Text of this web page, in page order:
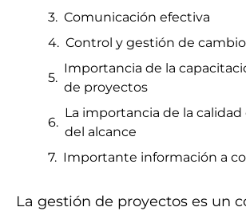
Comunicación efectiva
Control y gestión de
Importancia de la
de proyectos
La importancia de la
del alcance
Importante información a
La gestión de proyectos es un